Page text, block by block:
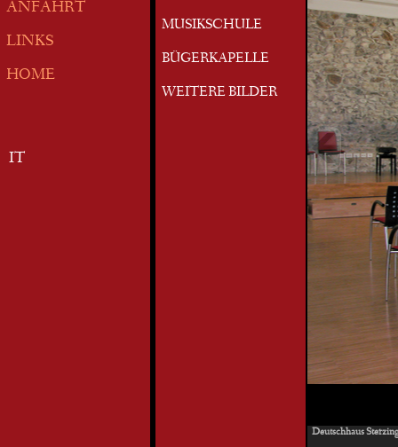
ANFAHRT
LINKS
HOME
IT
MUSIKSCHULE
BÜGERKAPELLE
WEITERE BILDER
Deutschhaus